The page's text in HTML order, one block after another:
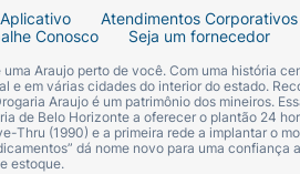
Aplicativo Atendimentos
Conosco Seja um fornecedor
Araujo perto de você. Com uma história
e em várias cidades do interior do estado.
Araujo é um patrimônio dos mineiros.
de Belo Horizonte a oferecer o plantão 24
Thru (1990) e a primeira rede a implantar o
dá nome novo para uma
estoque.